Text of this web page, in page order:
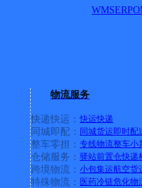
WMSERP
物流服务
快递快运： 快运快递
同城即配： 同城货运即时配
整车零担： 专线物流整车小
仓储服务： 驿站前置仓快递
跨境物流： 小包集运航空货
特殊物流： 医药冷链危化物